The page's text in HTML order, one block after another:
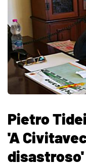
Pietro
'A
disastroso'